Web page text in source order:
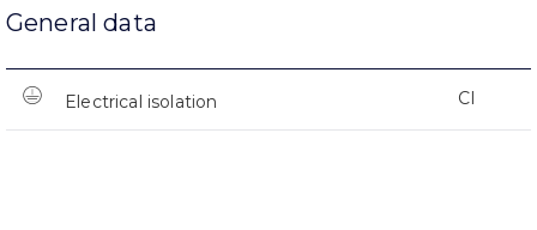
General data
Electrical isolation CI